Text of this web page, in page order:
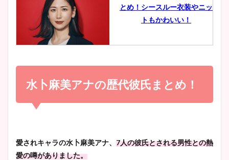
豊島実季アナのカップ画像ま
とめ！美脚や水着姿に年齢も
宇賀神メグアナのニット画像
とめ！シースルー衣装やニッ
トもかわいい！
小室瑛莉子のカップ画像まと
め！足が美脚でニット衣装も
かわいい！
清水麻椰アナのかわいい画
水卜麻美アナの歴代彼氏まとめ！
愛されキャラの水卜麻美アナ、 7人の彼氏とされる男性との熱
愛の噂がありました。